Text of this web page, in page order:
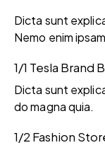
Dicta sunt
Nemo enim
1/1 Tesla Brand
Dicta sunt
do magna quia.
1/2 Fashion